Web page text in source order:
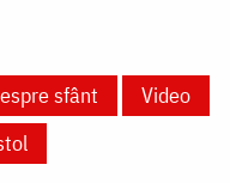
sfânt
Video